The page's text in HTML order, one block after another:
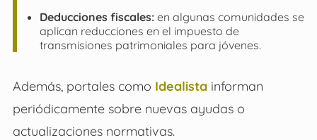
Deducciones fiscales:en algunas comunidades se
aplican reducciones en el impuesto de
transmisiones patrimoniales para jóvenes.
Además, portales como Idealistainforman
periódicamente sobre nuevas ayudas o
actualizaciones normativas.